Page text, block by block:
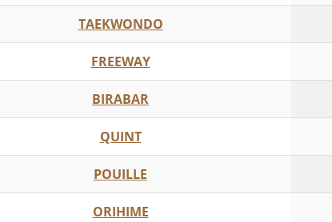
TAEKWONDO
FREEWAY
BIRABAR
QUINT
POUILLE
ORIHIME